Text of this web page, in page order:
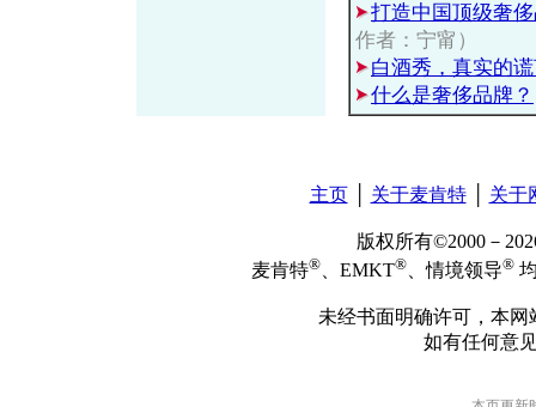
打造中国顶级奢
作者：宁甯）
白酒秀，真实的
什么是奢侈品牌？
主页│ 关于麦肯特│ 关于
版权所有©2000－
麦肯特® 、EMKT® 、情境领导®
未经书面明确许可，本
如有任何意